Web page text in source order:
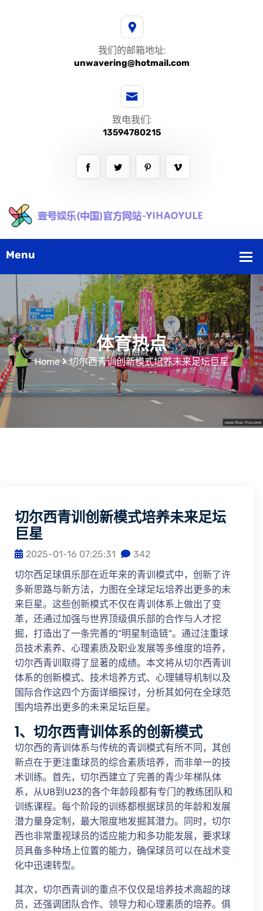
我们的邮箱地址:
unwavering@hotmail.com
致电我们:
13594780215
体育热点
Home 切尔西青训创新模式培养未来足坛巨星
切尔西青训创新模式培养未来足坛
巨星
2025-01-16 07:25:31
342
切尔西足球俱乐部在近年来的青训模式中，创新了许
多新思路与新方法，力图在全球足坛培养出更多的未
来巨星。这些创新模式不仅在青训体系上做出了变
革，还通过加强与世界顶级俱乐部的合作与人才挖
掘，打造出了一条完善的“明星制造链”。通过注重球
员技术素养、心理素质及职业发展等多维度的培养，
切尔西青训取得了显著的成绩。本文将从切尔西青训
体系的创新模式、技术培养方式、心理辅导机制以及
国际合作这四个方面详细探讨，分析其如何在全球范
围内培养出更多的未来足坛巨星。
1、切尔西青训体系的创新模式
切尔西的青训体系与传统的青训模式有所不同，其创
新点在于更注重球员的综合素质培养，而非单一的技
术训练。首先，切尔西建立了完善的青少年梯队体
系，从U8到U23的各个年龄段都有专门的教练团队和
训练课程。每个阶段的训练都根据球员的年龄和发展
潜力量身定制，最大限度地发掘其潜力。同时，切尔
西也非常重视球员的适应能力和多功能发展，要求球
员具备多种场上位置的能力，确保球员可以在战术变
化中迅速转型。
其次，切尔西青训的重点不仅仅是培养技术高超的球
员，还强调团队合作、领导力和心理素质的培养。俱